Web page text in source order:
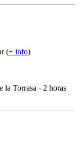
(+ info)
la Torrasa - 2 horas